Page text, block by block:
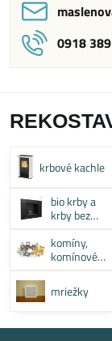
0918
krbové kachle
bio krby a
krby bez
komína
komíny,
komínové
systémy
mriežky